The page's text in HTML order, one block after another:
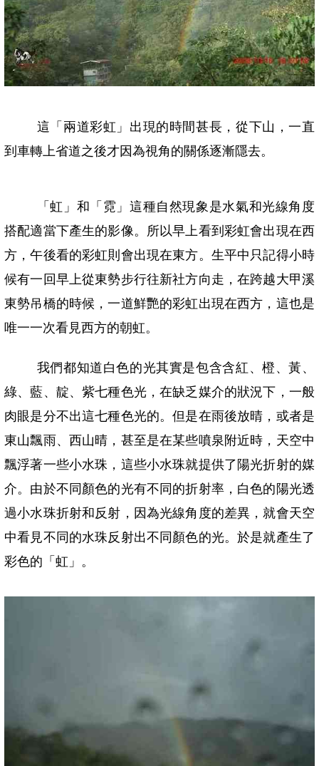
這「兩道彩虹」出現的時間甚長，從下山，一直
到車轉上省道之後才因為視角的關係逐漸隱去。
「虹」和「霓」這種自然現象是水氣和光線角度
搭配適當下產生的影像。所以早上看到彩虹會出現在西
方，午後看的彩虹則會出現在東方。生平中只記得小時
候有一回早上從東勢步行往新社方向走，在跨越大甲溪
東勢吊橋的時候，一道鮮艷的彩虹出現在西方，這也是
唯一一次看見西方的朝虹。
我們都知道白色的光其實是包含含紅、橙、黃、
綠、藍、靛、紫七種色光，在缺乏媒介的狀況下，一般
肉眼是分不出這七種色光的。但是在雨後放晴，或者是
東山飄雨、西山晴，甚至是在某些噴泉附近時，天空中
飄浮著一些小水珠，這些小水珠就提供了陽光折射的媒
介。由於不同顏色的光有不同的折射率，白色的陽光透
過小水珠折射和反射，因為光線角度的差異，就會天空
中看見不同的水珠反射出不同顏色的光。於是就產生了
彩色的「虹」。